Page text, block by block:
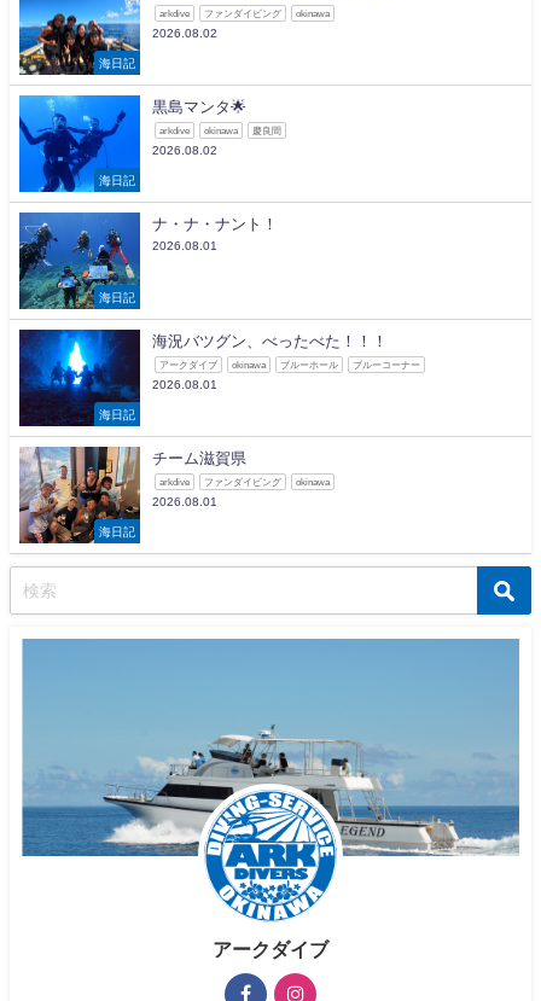
海日記
arkdive ファンダイビング okinawa
2026.08.02
海日記
黒島マンタ🌟
arkdive okinawa 慶良間
2026.08.02
海日記
ナ・ナ・ナント！
2026.08.01
海日記
海況バツグン、べったべた！！！
アークダイブ okinawa ブルーホール ブルーコーナー
2026.08.01
海日記
チーム滋賀県
arkdive ファンダイビング okinawa
2026.08.01
アークダイブ